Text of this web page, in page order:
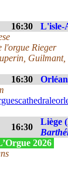
16:30
L'isle-
l'orgue Rieger
16:30
16:30
Liège
2026